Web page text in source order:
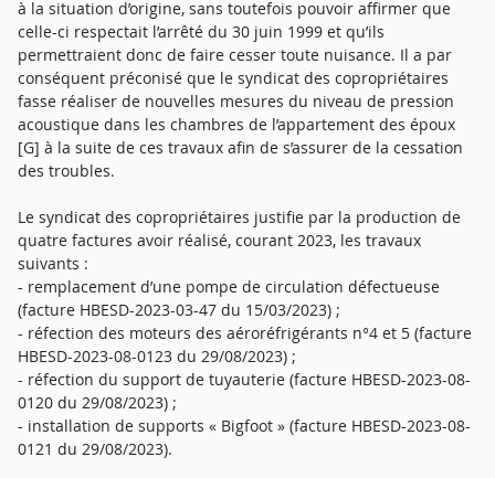
à la situation d’origine, sans toutefois pouvoir affirmer que
celle-ci respectait l’arrêté du 30 juin 1999 et qu’ils
permettraient donc de faire cesser toute nuisance. Il a par
conséquent préconisé que le syndicat des copropriétaires
fasse réaliser de nouvelles mesures du niveau de pression
acoustique dans les chambres de l’appartement des époux
[G] à la suite de ces travaux afin de s’assurer de la cessation
des troubles.
Le syndicat des copropriétaires justifie par la production de
quatre factures avoir réalisé, courant 2023, les travaux
suivants :
- remplacement d’une pompe de circulation défectueuse
(facture HBESD-2023-03-47 du 15/03/2023) ;
- réfection des moteurs des aéroréfrigérants n°4 et 5 (facture
HBESD-2023-08-0123 du 29/08/2023) ;
- réfection du support de tuyauterie (facture HBESD-2023-08-
0120 du 29/08/2023) ;
- installation de supports « Bigfoot » (facture HBESD-2023-08-
0121 du 29/08/2023).